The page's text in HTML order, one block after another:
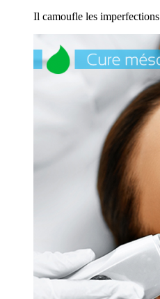
Il camoufle les imperfections